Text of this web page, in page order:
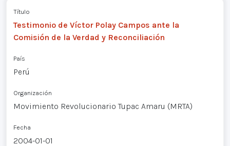
Título
Testimonio de Víctor Polay Campos ante la
Comisión de la Verdad y Reconciliación
País
Perú
Organización
Movimiento Revolucionario Tupac Amaru (MRTA)
Fecha
2004-01-01